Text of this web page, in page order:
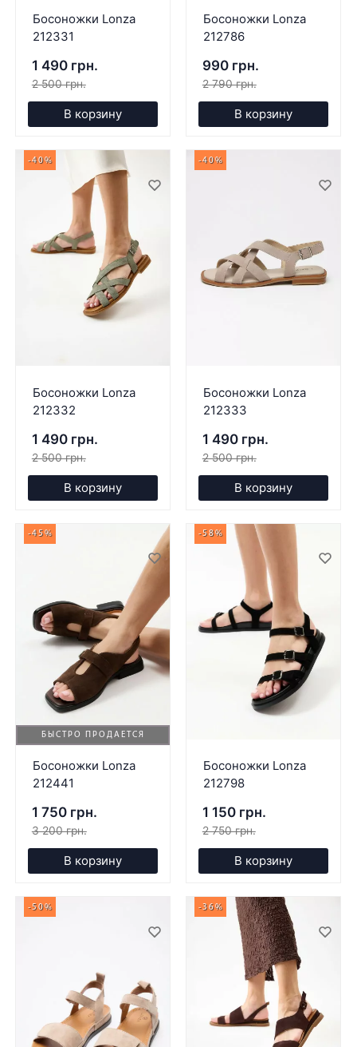
Босоножки Lonza
212331
1 490 грн.
2 500 грн.
В корзину
Босоножки Lonza
212786
990 грн.
2 790 грн.
В корзину
-40%
Босоножки Lonza
212332
1 490 грн.
2 500 грн.
В корзину
-40%
Босоножки Lonza
212333
1 490 грн.
2 500 грн.
В корзину
БЫСТРО ПРОДАЕТСЯ
-45%
Босоножки Lonza
212441
1 750 грн.
3 200 грн.
В корзину
-58%
Босоножки Lonza
212798
1 150 грн.
2 750 грн.
В корзину
-50% -36%